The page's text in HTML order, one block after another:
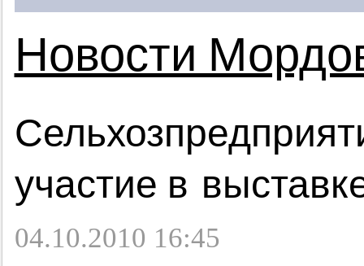
Новости
участие в
04.10.2010 16:45